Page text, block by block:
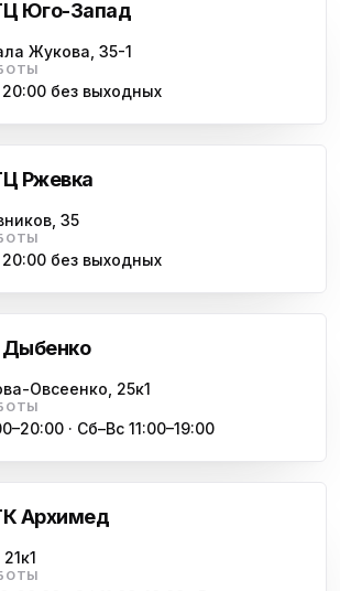
на Наставников
35
в ТК Юго-Запад
Жукова, 35-1
на Космонавтов
Куна, 24к1
в Купчино
87-3
Сервис в Колпино
во Всеволожске
28, Всеволожск
Юго-Запад
Жукова, 35-1
20:00 без выходных
Ржевка
35
20:00 без выходных
Овсеенко, 25к1
· Сб–Вс 11:00–19:00
Архимед